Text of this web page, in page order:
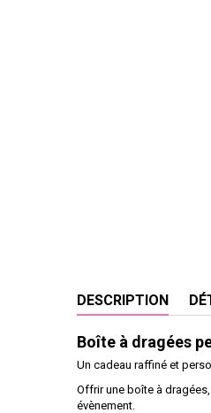
DESCRIPTION
Boîte à dragées
Un cadeau raffiné et
Offrir une boîte à
évènement.